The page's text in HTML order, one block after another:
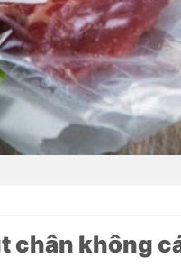
chân không